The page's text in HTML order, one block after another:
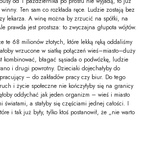
Ten sam co rozkłada ręce. Ludzie zostają bez
lekarza. A winę można by zrzucić na spółki, na
prawda jest prostsza: to zwyczajna głupota wójtów.
te 68 milionów złotych, które lekką ręką oddaliśmy
wrzucone w siatkę połączeń wieś–miasto–duży
kombinować, błagać sąsiada o podwózkę, ludzie
i drugi powrotny. Dzieciaki dojechałyby do
– do zakładów pracy czy biur. Do tego
i życie społeczne nie kończyłyby się na granicy
oddychać jak jeden organizm – wieś i miasto
światami, a stałyby się częściami jednej całości. I
i tak już były, tylko ktoś postanowił, że „nie warto